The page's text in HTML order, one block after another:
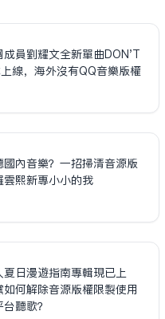
成員劉耀文全新單曲DON'T
線，海外沒有QQ音樂版權
內音樂？一招掃清音源版
雲熙新專小小的我
日漫遊指南專輯現已上
如何解除音源版權限制使用
聽歌？